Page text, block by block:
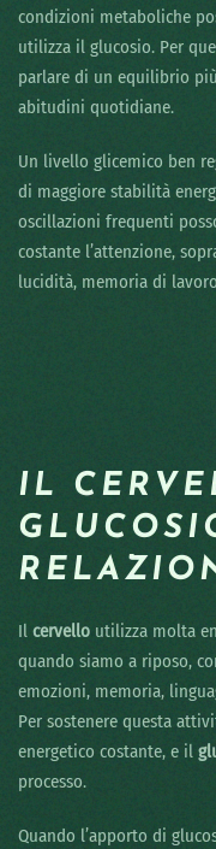
condizioni metaboliche
utilizza il glucosio. Per
parlare di un equilibrio
abitudini quotidiane.
Un livello glicemico ben
di maggiore stabilità
oscillazioni frequenti
costante l’attenzione,
lucidità, memoria di
IL
Il cervello utilizza molta
quando siamo a riposo,
emozioni, memoria,
Per sostenere questa
energetico costante, e il
processo.
Quando l’apporto di